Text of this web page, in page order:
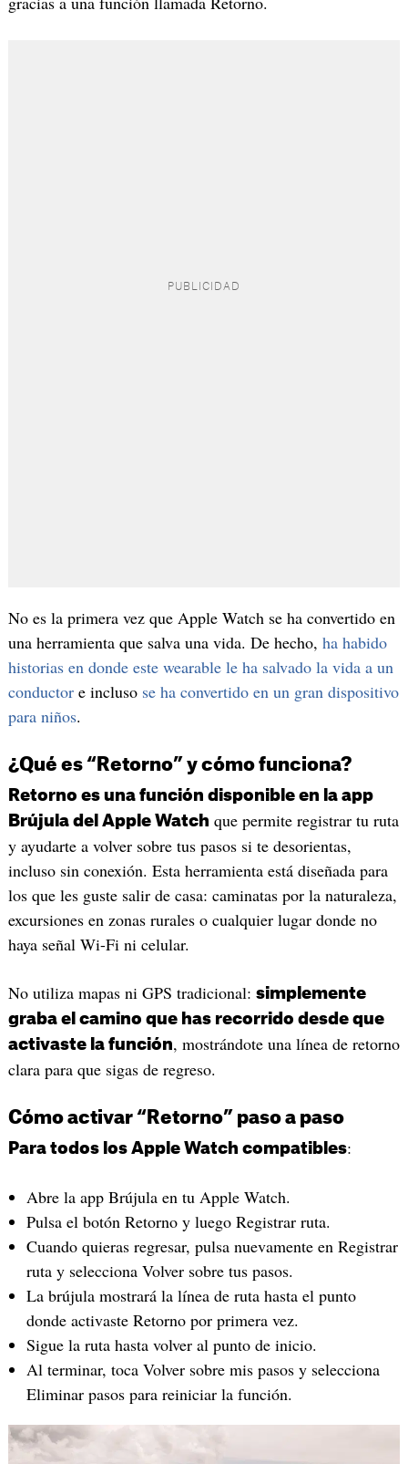
No es la primera vez que Apple Watch se ha convertido en
una herramienta que salva una vida. De hecho, ha habido
historias en donde este wearable le ha salvado la vida a un
conductore incluso se ha convertido en un gran dispositivo
para niños.
¿Qué es “Retorno” y cómo funciona?
Retorno es una función disponible en la app
Brújula del Apple Watch que permite registrar tu ruta
y ayudarte a volver sobre tus pasos si te desorientas,
incluso sin conexión. Esta herramienta está diseñada para
los que les guste salir de casa: caminatas por la naturaleza,
excursiones en zonas rurales o cualquier lugar donde no
haya señal Wi-Fi ni celular.
No utiliza mapas ni GPS tradicional: simplemente
graba el camino que has recorrido desde que
activaste la función, mostrándote una línea de retorno
clara para que sigas de regreso.
Cómo activar “Retorno” paso a paso
Para todos los Apple Watch compatibles:
Abre la app Brújula en tu Apple Watch.
Pulsa el botón Retorno y luego Registrar ruta.
Cuando quieras regresar, pulsa nuevamente en Registrar
ruta y selecciona Volver sobre tus pasos.
La brújula mostrará la línea de ruta hasta el punto
donde activaste Retorno por primera vez.
Sigue la ruta hasta volver al punto de inicio.
Al terminar, toca Volver sobre mis pasos y selecciona
Eliminar pasos para reiniciar la función.